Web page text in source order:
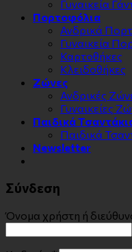
Γυναικεία
Πορτοφόλια
Ανδρικά
Γυναικεία
Καρτοθήκες
Κλειδοθήκες
Zώνες
Ανδρικές
Γυναικείες
Παιδικά
Παιδικά
Newsletter
Σύνδεση
Όνομα χρήστη ή